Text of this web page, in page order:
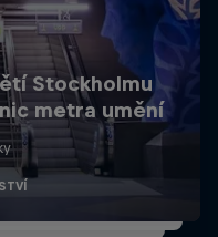
Stockholmu
metra umění